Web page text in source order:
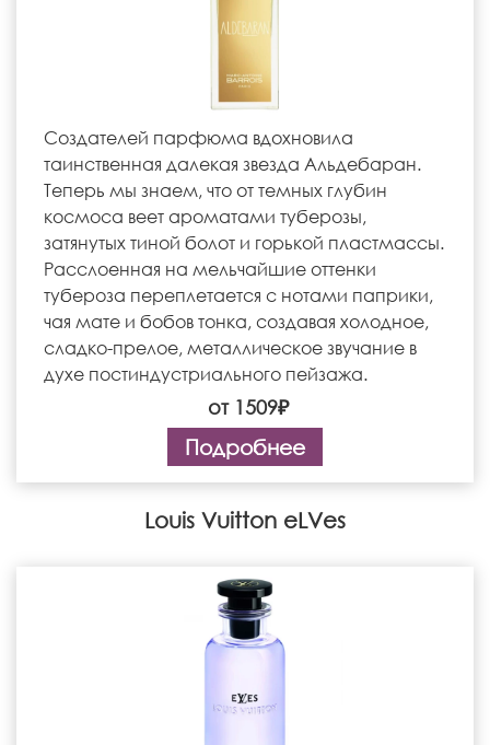
Создателей парфюма вдохновила
таинственная далекая звезда Альдебаран.
Теперь мы знаем, что от темных глубин
космоса веет ароматами туберозы,
затянутых тиной болот и горькой пластмассы.
Расслоенная на мельчайшие оттенки
тубероза переплетается с нотами паприки,
чая мате и бобов тонка, создавая холодное,
сладко-прелое, металлическое звучание в
духе постиндустриального пейзажа.
от 1509₽
Подробнее
Louis Vuitton eLVes